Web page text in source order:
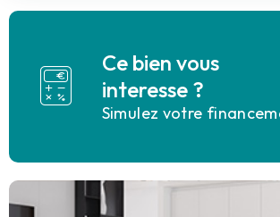
Ce bien vous
interesse ?
Simulez votre